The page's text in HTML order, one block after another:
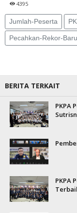
4395
Jumlah-Peserta
Pecahkan-Rekor-Baru
BERITA TERKAIT
PKPA
PKPA